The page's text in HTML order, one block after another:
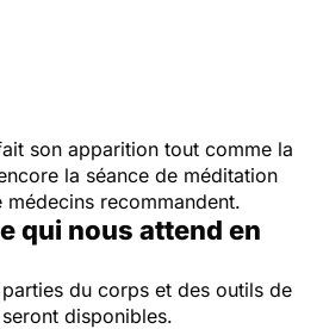
son apparition tout comme la
la séance de méditation
recommandent.
qui nous attend en
du corps et des outils de
disponibles.